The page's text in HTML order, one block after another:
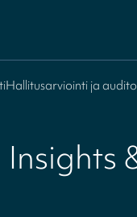
Hallitusarviointi ja
Insights